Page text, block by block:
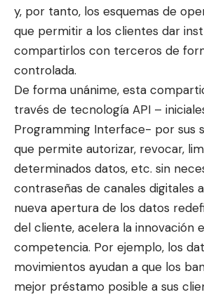
y, por tanto, los esquemas de
que permitir a los clientes dar
compartirlos con terceros de
controlada.
De forma unánime, esta
través de tecnología API –
Programming Interface- por sus
que permite autorizar, revocar,
determinados datos, etc. sin
contraseñas de canales digitales
nueva apertura de los datos
del cliente, acelera la innovación
competencia. Por ejemplo, los
movimientos ayudan a que los
mejor préstamo posible a sus